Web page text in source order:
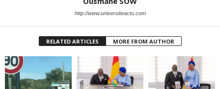
http://www.universiteactu.com
RELATED ARTICLES MORE FROM AUTHOR